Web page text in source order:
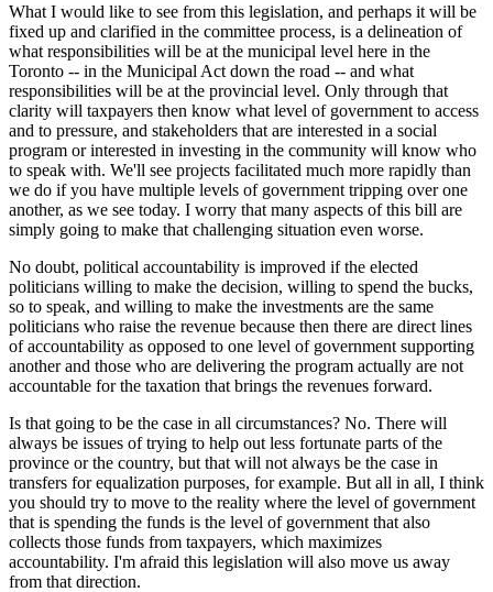
What I would like to see from this legislation, and perhaps it will be
fixed up and clarified in the committee process, is a delineation of
what responsibilities will be at the municipal level here in the
Toronto -- in the Municipal Act down the road -- and what
responsibilities will be at the provincial level. Only through that
clarity will taxpayers then know what level of government to access
and to pressure, and stakeholders that are interested in a social
program or interested in investing in the community will know who
to speak with. We'll see projects facilitated much more rapidly than
we do if you have multiple levels of government tripping over one
another, as we see today. I worry that many aspects of this bill are
simply going to make that challenging situation even worse.
No doubt, political accountability is improved if the elected
politicians willing to make the decision, willing to spend the bucks,
so to speak, and willing to make the investments are the same
politicians who raise the revenue because then there are direct lines
of accountability as opposed to one level of government supporting
another and those who are delivering the program actually are not
accountable for the taxation that brings the revenues forward.
Is that going to be the case in all circumstances? No. There will
always be issues of trying to help out less fortunate parts of the
province or the country, but that will not always be the case in
transfers for equalization purposes, for example. But all in all, I think
you should try to move to the reality where the level of government
that is spending the funds is the level of government that also
collects those funds from taxpayers, which maximizes
accountability. I'm afraid this legislation will also move us away
from that direction.